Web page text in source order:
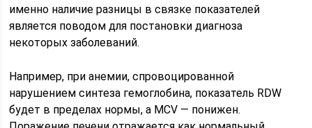
именно наличие разницы в связке показателей
является поводом для постановки диагноза
некоторых заболеваний.
Например, при анемии, спровоцированной
нарушением синтеза гемоглобина, показатель RDW
будет в пределах нормы, а MCV — понижен.